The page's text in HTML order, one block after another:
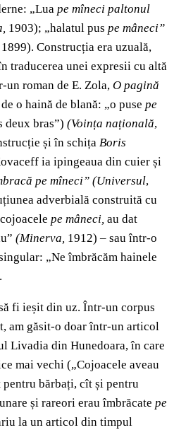
„Lua pe mîneci paltonul
1903); „halatul pus pe mâneci”
1899). Construcția era uzuală,
traducerea unei expresii cu altă
roman de E. Zola, O pagină
o haină de blană: „o puse pe
deux bras”) (Voința națională,
și în schița Boris
ia ipingeaua din cuier și
pe mîneci” (Universul,
adverbială construită cu
cojoacele pe mâneci, au dat
(Minerva, 1912) – sau într-o
„Ne îmbrăcăm hainele
fi ieșit din uz. Într-un corpus
am găsit-o doar într-un articol
Livadia din Hunedoara, în care
mai vechi („Cojoacele aveau
bărbați, cît și pentru
și rareori erau îmbrăcate pe
la un articol din timpul